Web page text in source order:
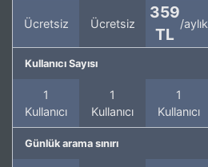
Ücretsiz Ücretsiz
359
TL
/aylık
Kullanıcı Sayısı
1
Kullanıcı
1
Kullanıcı
1
Kullanıcı
Günlük arama sınırı